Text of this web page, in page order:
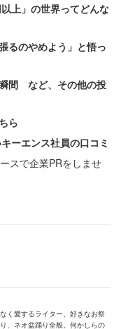
上」の世界ってどんな
るのやめよう」と悟っ
間 など、その他の投
ら
ーエンス社員の口コミ
スで企業PRをしませ
く愛するライター。好きなお祭
、ネオ盆踊り全般。何かしらの